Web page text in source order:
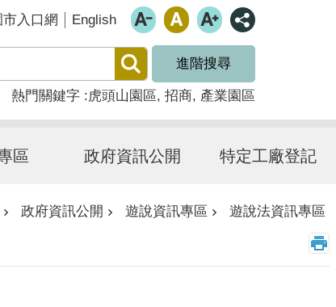
入口網 English
進階搜尋
熱門關鍵字 虎頭山園區 招商 產業園區
區 政府資訊公開 特定工廠登記
政府資訊公開 遊說資訊專區 遊說法資訊專區